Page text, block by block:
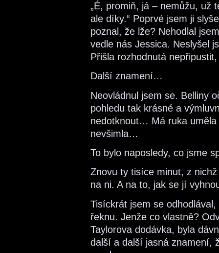
„É, promiň, já – nemůžu, už
ale díky.“ Poprvé jsem ji
poznal, že lže? Nehodlal
vedle nás Jessica. Neslyšel
Přišla rozhodnutá
Další znamení…
Neovládnul jsem se. Belliny
pohledu tak krásné a
nedotknout… Má ruka
nevšimla…
To bylo naposledy, co jsme
Znovu ty tisíce minut, z
na ni. A na to, jak se jí
Tisíckrát jsem se
řeknu. Jenže co vlastně?
Taylorova dodávka, byla
další a další jasná znamení,